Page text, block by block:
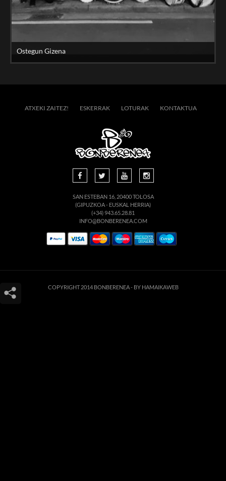
Ostegun Gizena
ATXEKI ZAITEZ! ESKERRAK LOTURAK KONTAKTUA
SAN ESTEBAN 16, 20400 TOLOSA
(GIPUZKOA - EUSKAL HERRIA)
(+34) 943.65.28.81
INFO@BONBERENEA.COM
COPYRIGHT 2014 BONBERENEA - BY HAMAIKAWEB